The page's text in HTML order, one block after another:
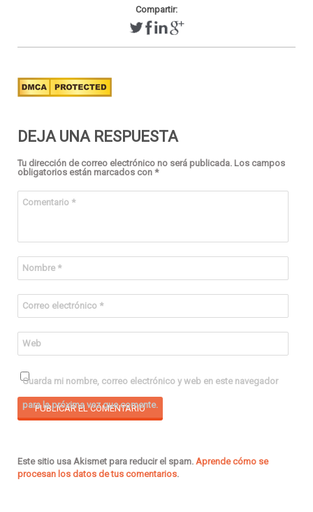
Compartir:
DEJA UNA RESPUESTA
Tu dirección de correo electrónico no será publicada. Los campos
obligatorios están marcados con *
Comentario *
Nombre *
Correo electrónico *
Web
Guarda mi nombre, correo electrónico y web en este navegador
para la próxima vez que comente.
Este sitio usa Akismet para reducir el spam. Aprende cómo se
procesan los datos de tus comentarios.